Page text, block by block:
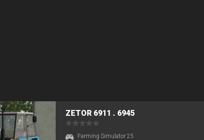
ZETOR 6911 . 6945
Farming Simulator 25